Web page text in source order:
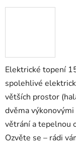
Elektrické topení
spolehlivé
větších prostor
dvěma
větrání a tepelnou
Ozvěte se – rádi